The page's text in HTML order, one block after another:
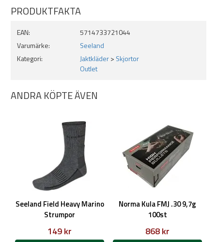
PRODUKTFAKTA
EAN:
5714733721044
Varumärke:
Seeland
Kategori:
Jaktkläder> Skjortor
Outlet
ANDRA KÖPTE ÄVEN
Seeland Field Heavy Marino
Strumpor
149 kr
Norma Kula FMJ .30 9,7g
100st
868 kr